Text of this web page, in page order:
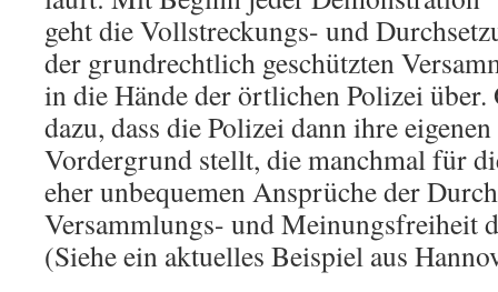
geht die Vollstreckungs- und
der grundrechtlich geschützten
in die Hände der örtlichen Polizei
dazu, dass die Polizei dann ihre
Vordergrund stellt, die manchmal für
eher unbequemen Ansprüche der
Versammlungs- und Meinungsfreiheit
(Siehe ein aktuelles Beispiel aus